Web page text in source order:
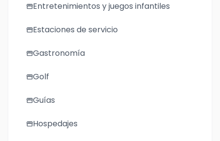
storefrontEntretenimientos y juegos infantiles
storefrontEstaciones de servicio
storefrontGastronomía
storefrontGolf
storefrontGuías
storefrontHospedajes